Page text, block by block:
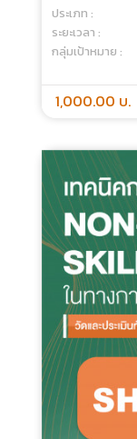
ประเภท :
ระยะเวลา :
กลุ่มเป้าหมาย :
500.00 บ.